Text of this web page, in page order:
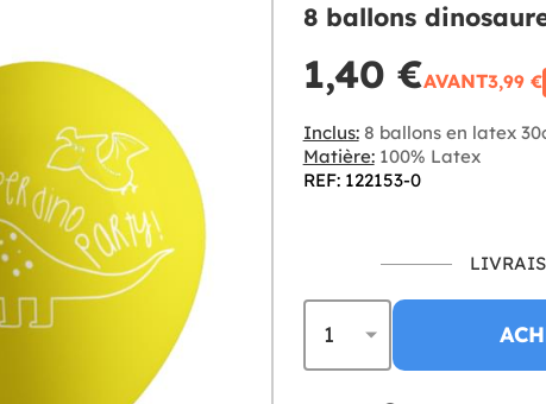
8 ballons
1,40 €AVANT3,99 €
Inclus:8 ballons en latex
Matière:100% Latex
REF: 122153-0